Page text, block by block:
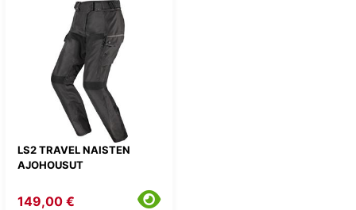
LS2 TRAVEL NAISTEN
AJOHOUSUT
149,00 €